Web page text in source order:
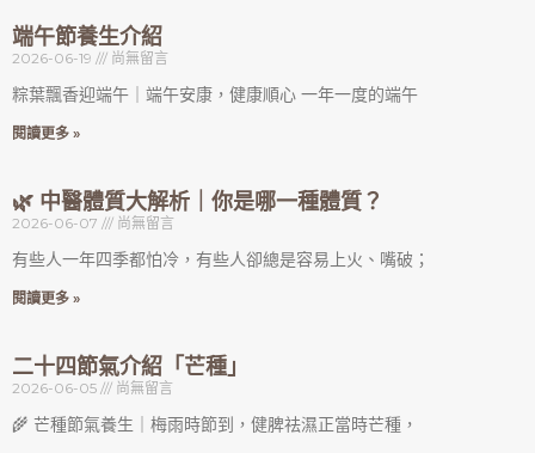
端午節養生介紹
2026-06-19 尚無留言
粽葉飄香迎端午｜端午安康，健康順心 一年一度的端午
閱讀更多 »
🌿 中醫體質大解析｜你是哪一種體質？
2026-06-07 尚無留言
有些人一年四季都怕冷，有些人卻總是容易上火、嘴破；
閱讀更多 »
二十四節氣介紹「芒種」
2026-06-05 尚無留言
🌾 芒種節氣養生｜梅雨時節到，健脾祛濕正當時芒種，